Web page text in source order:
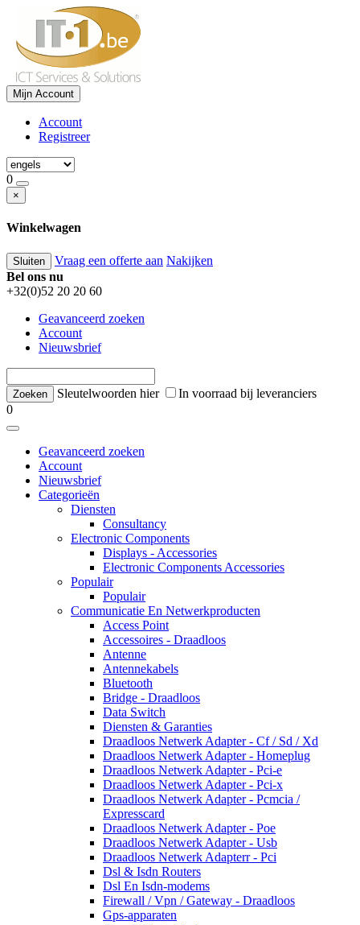
Mijn Account
Account
Registreer
0
×
Winkelwagen
Sluiten Vraag een offerte aan Nakijken
Bel ons nu
+32(0)52 20 20 60
Geavanceerd zoeken
Account
Nieuwsbrief
Sleutelwoorden hier
In voorraad bij leveranciers
0
Geavanceerd zoeken
Account
Nieuwsbrief
Categorieën
Diensten
Consultancy
Electronic Components
Displays - Accessories
Electronic Components Accessories
Populair
Populair
Communicatie En Netwerkproducten
Access Point
Accessoires - Draadloos
Antenne
Antennekabels
Bluetooth
Bridge - Draadloos
Data Switch
Diensten & Garanties
Draadloos Netwerk Adapter - Cf / Sd / Xd
Draadloos Netwerk Adapter - Homeplug
Draadloos Netwerk Adapter - Pci-e
Draadloos Netwerk Adapter - Pci-x
Draadloos Netwerk Adapter - Pcmcia /
Expresscard
Draadloos Netwerk Adapter - Poe
Draadloos Netwerk Adapter - Usb
Draadloos Netwerk Adapterr - Pci
Dsl & Isdn Routers
Dsl En Isdn-modems
Firewall / Vpn / Gateway - Draadloos
Gps-apparaten